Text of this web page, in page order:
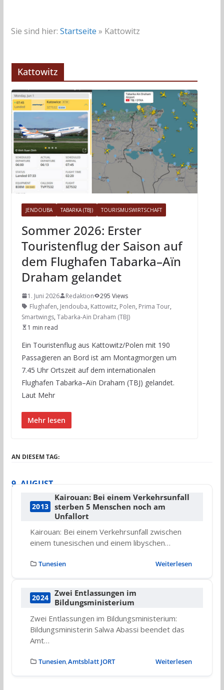
Sie sind hier: Startseite » Kattowitz
Kattowitz
JENDOUBA TABARKA (TBJ) TOURISMUSWIRTSCHAFT
Sommer 2026: Erster
Touristenflug der Saison auf
dem Flughafen Tabarka–Aïn
Draham gelandet
1. Juni 2026 Redaktion
295 Views
Flughafen, Jendouba, Kattowitz, Polen, Prima Tour,
Smartwings, Tabarka-Aïn Draham (TBJ)
1 min read
Ein Touristenflug aus Kattowitz/Polen mit 190
Passagieren an Bord ist am Montagmorgen um
7.45 Uhr Ortszeit auf dem internationalen
Flughafen Tabarka–Aïn Draham (TBJ) gelandet.
Laut Mehr
Mehr lesen
AN DIESEM TAG:
9. AUGUST
2013
Kairouan: Bei einem Verkehrsunfall
sterben 5 Menschen noch am
Unfallort
Kairouan: Bei einem Verkehrsunfall zwischen
einem tunesischen und einem libyschen…
Tunesien Weiterlesen
2024
Zwei Entlassungen im
Bildungsministerium
Zwei Entlassungen im Bildungsministerium:
Bildungsministerin Salwa Abassi beendet das
Amt…
Tunesien, Amtsblatt JORT Weiterlesen